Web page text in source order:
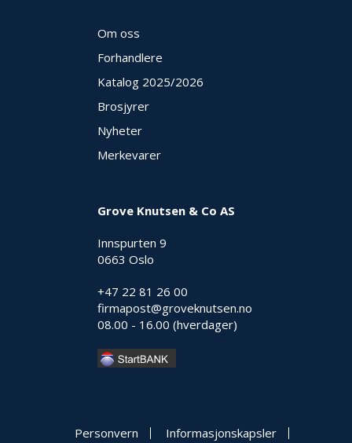
Om oss
Forhandlere
Katalog 2025/2026
Brosjyrer
Nyheter
Merkevarer
Grove Knutsen & Co AS
Innspurten 9
0663 Oslo
+47 22 81 26 00
firmapost@groveknutsen.no
08.00 - 16.00 (hverdager)
Personvern Informasjonskapsler